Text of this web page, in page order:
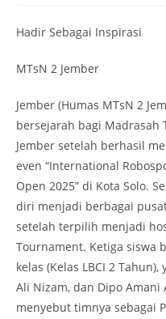
Hadir Sebagai Inspirasi
MTsN 2 Jember
Jember (Humas MTsN 2
bersejarah bagi Madrasah
Jember setelah berhasil
even “International
Open 2025” di Kota Solo.
diri menjadi berbagai
setelah terpilih menjadi
Tournament. Ketiga siswa
kelas (Kelas LBCI 2
Ali Nizam, dan Dipo Amani
menyebut timnya sebagai